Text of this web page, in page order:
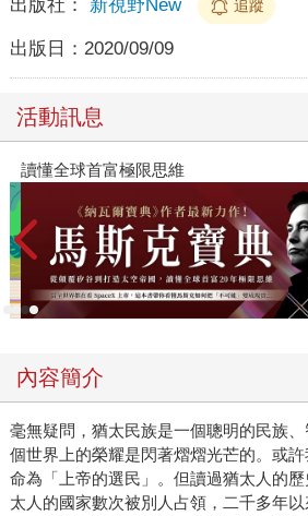
出版社： 新視野New 追蹤
出版日： 2020/09/09
活動訊息
讀懂全球首富極限思維
內容簡介
毫無疑問，猶太民族是一個聰明的民族
個世界上的榮耀是閃著熠熠光芒的。或
命為「上帝的選民」。但讀過猶太人的
太人的國家數次被別人占領，二千多年